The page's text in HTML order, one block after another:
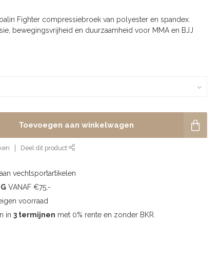
Fighter compressiebroek van polyester en spandex.
bewegingsvrijheid en duurzaamheid voor MMA en BJJ
Toevoegen aan winkelwagen
Deel dit product
vechtsportartikelen
VANAF €75,-
voorraad
in3 termijnen met 0% rente en zonder BKR.